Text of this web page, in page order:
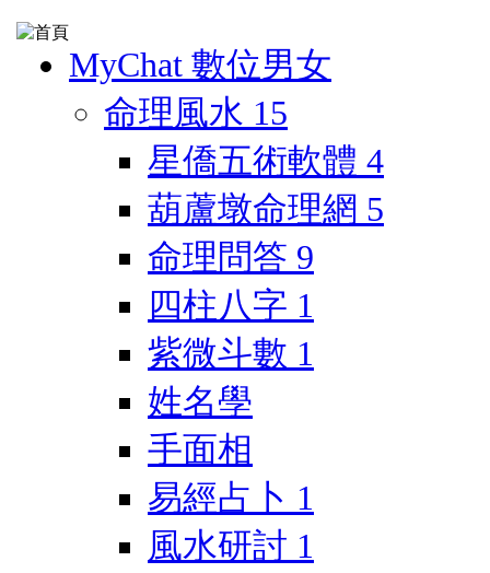
MyChat 數位男女
命理風水 15
星僑五術軟體 4
葫蘆墩命理網 5
命理問答 9
四柱八字 1
紫微斗數 1
姓名學
手面相
易經占卜 1
風水研討 1